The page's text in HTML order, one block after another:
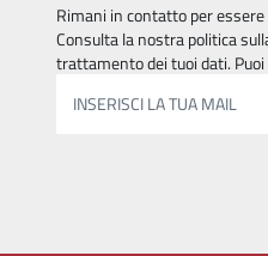
Rimani in contatto per
Consulta la nostra politica
trattamento dei tuoi dati.
INSERISCI LA TUA MAIL